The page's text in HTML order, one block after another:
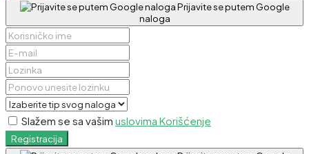
Prijavite se putem Google
naloga
Slažem se sa vašim uslovima Korišćenje
Registracija